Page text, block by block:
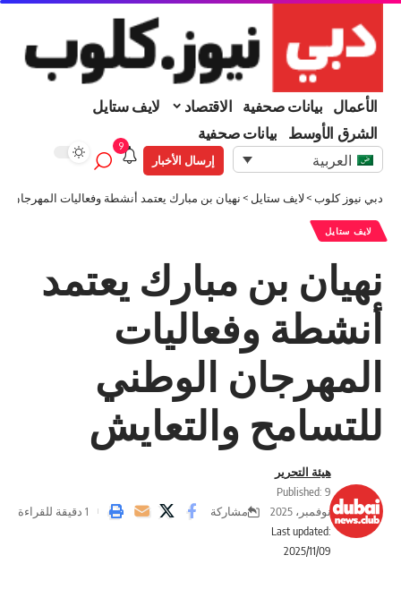
الأعمال بيانات صحفية الاقتصاد
لايف ستايل
الشرق الأوسط
بيانات صحفية
العربية إرسال الأخبار
9
دبي نيوز كلوب> لايف ستايل > نهيان بن مبارك يعتمد أنشطة وفعاليات المهرجان
لايف ستايل
نهيان بن مبارك يعتمد
أنشطة وفعاليات
المهرجان الوطني
للتسامح والتعايش
Last updated:
2025/11/09
هيئة التحرير
Published: 9
نوفمبر، 2025
مشاركة 1 دقيقة للقراءة